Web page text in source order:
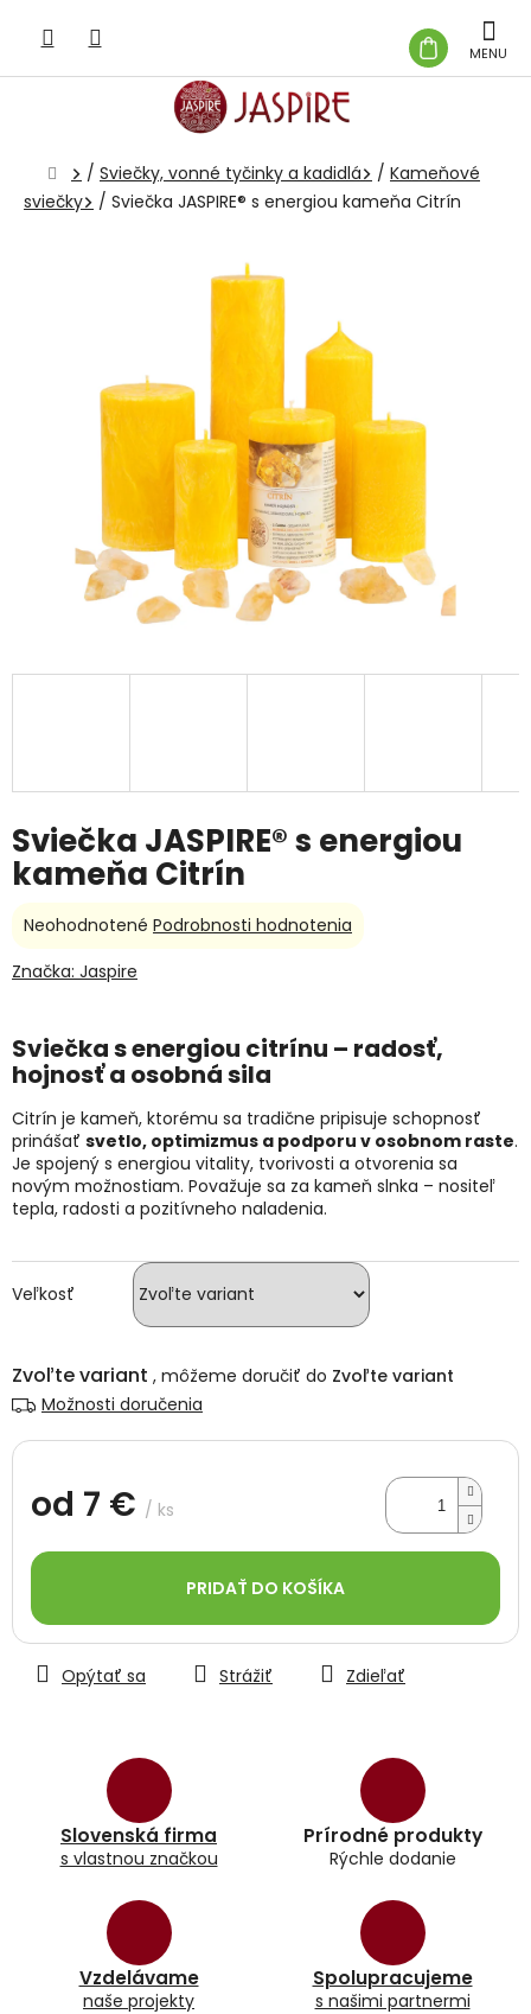
obsah
KOŠÍK
Domov
/ Sviečky, vonné tyčinky a kadidlá / Kameňové
sviečky
/ Sviečka JASPIRE® s energiou kameňa Citrín
Sviečka JASPIRE® s energiou
kameňa Citrín
Veľkosť
Zvoľte variant
Zvoľte variant
Možnosti doručenia
od 7 € / ks
cena:
PRIDAŤ DO KOŠÍKA
Slovenská firma
s vlastnou značkou
Prírodné produkty
Rýchle dodanie
Vzdelávame
naše projekty
Spolupracujeme
s našimi partnermi
Sviečka s energiou citrínu – radosť,
hojnosť a osobná sila
Citrín je kameň, ktorému sa tradične pripisuje schopnosť
prinášať svetlo, optimizmus a podporu v osobnom raste.
Je spojený s energiou vitality, tvorivosti a otvorenia sa
novým možnostiam. Považuje sa za kameň slnka – nositeľ
tepla, radosti a pozitívneho naladenia.
Opýtať sa Strážiť Zdieľať
Priemerné
produktu
z
5
hviezdičiek.
Neohodnotené Podrobnosti hodnotenia
Značka: Jaspire